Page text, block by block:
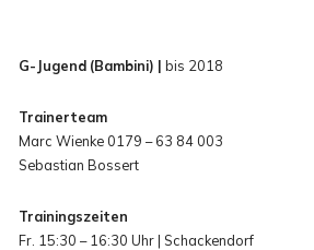
G-Jugend (Bambini) | bis 2018
Trainerteam
Marc Wienke 0179 – 63 84 003
Sebastian Bossert
Trainingszeiten
Fr. 15:30 – 16:30 Uhr | Schackendorf